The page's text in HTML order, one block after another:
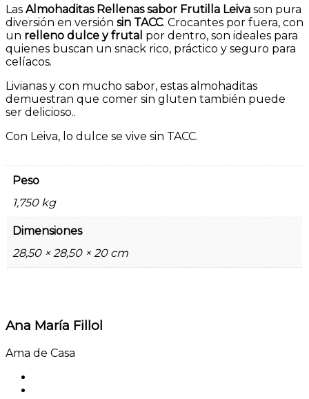
Las Almohaditas Rellenas sabor Frutilla Leiva son pura
diversión en versión sin TACC. Crocantes por fuera, con
un relleno dulce y frutal por dentro, son ideales para
quienes buscan un snack rico, práctico y seguro para
celíacos.
Livianas y con mucho sabor, estas almohaditas
demuestran que comer sin gluten también puede
ser delicioso..
Con Leiva, lo dulce se vive sin TACC.
Peso
1,750 kg
Dimensiones
28,50 × 28,50 × 20 cm
Ana María Fillol
Ama de Casa